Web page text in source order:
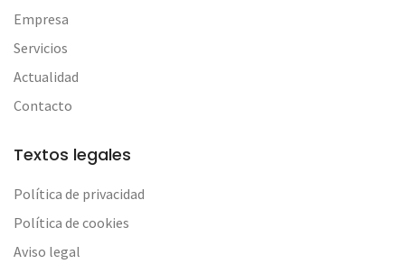
Empresa
Servicios
Actualidad
Contacto
Textos legales
Política de privacidad
Política de cookies
Aviso legal